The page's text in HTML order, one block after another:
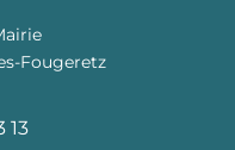
Fougeretz
13